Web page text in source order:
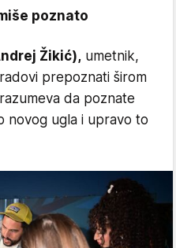
poznato
Žikić), umetnik,
prepoznati širom
da poznate
novog ugla i upravo to